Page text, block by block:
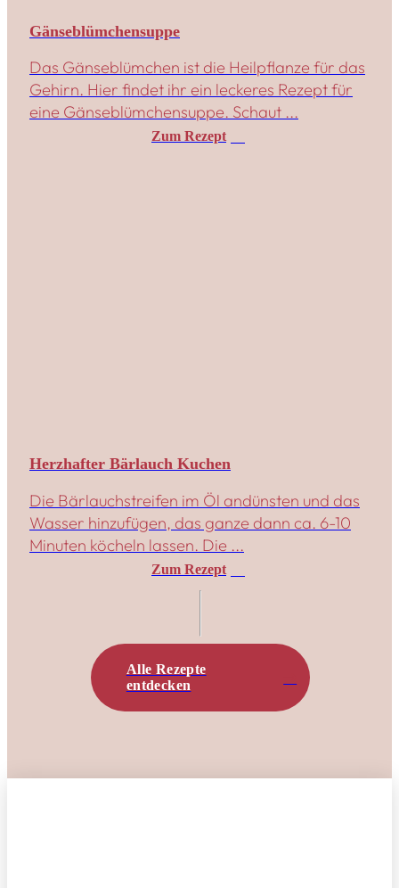
Gänseblümchensuppe
Das Gänseblümchen ist die Heilpflanze für das
Gehirn. Hier findet ihr ein leckeres Rezept für
eine Gänseblümchensuppe. Schaut ...
Zum Rezept
Herzhafter Bärlauch Kuchen
Die Bärlauchstreifen im Öl andünsten und das
Wasser hinzufügen, das ganze dann ca. 6-10
Minuten köcheln lassen. Die ...
Zum Rezept
Alle Rezepte
entdecken